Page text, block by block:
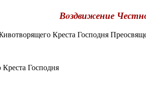
Вoздвижение
Креста Господня
Господня